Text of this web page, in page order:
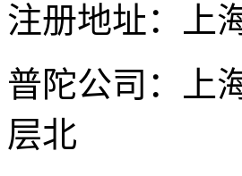
注册地址：上
普陀公司：上
层北